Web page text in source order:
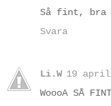
Så fint, bra
Svara
Li.W 19
WoooA SÅ